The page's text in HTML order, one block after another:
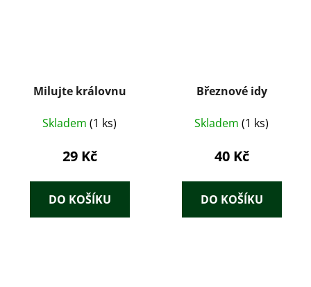
Milujte královnu
Skladem (1 ks)
29 Kč
DO KOŠÍKU
Březnové idy
Skladem (1 ks)
40 Kč
DO KOŠÍKU